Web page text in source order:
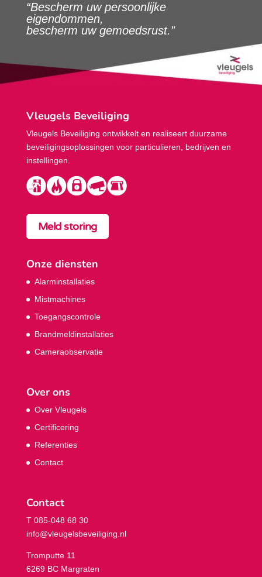
“Bescherm uw persoonlijke
eigendommen,
bescherm uw gemoedsrust.”
Vleugels Beveiliging
Vleugels Beveiliging ontwikkelt en realiseert duurzame
beveiligings­oplossingen voor particulieren, bedrijven en
instellingen.
Meld storing
Onze diensten
Alarminstallaties
Mistmachines
Toegangscontrole
Brandmeldinstallaties
Cameraobservatie
Over ons
Over Vleugels
Certificering
Referenties
Contact
Contact
T 085-048 68 30
info@vleugelsbeveiliging.nl
Tromputte 11
6269 BC Margraten